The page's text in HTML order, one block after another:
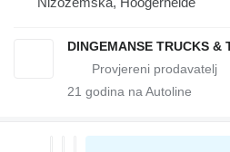
DINGEMANSE TRUCKS &
21 godina na Autoline